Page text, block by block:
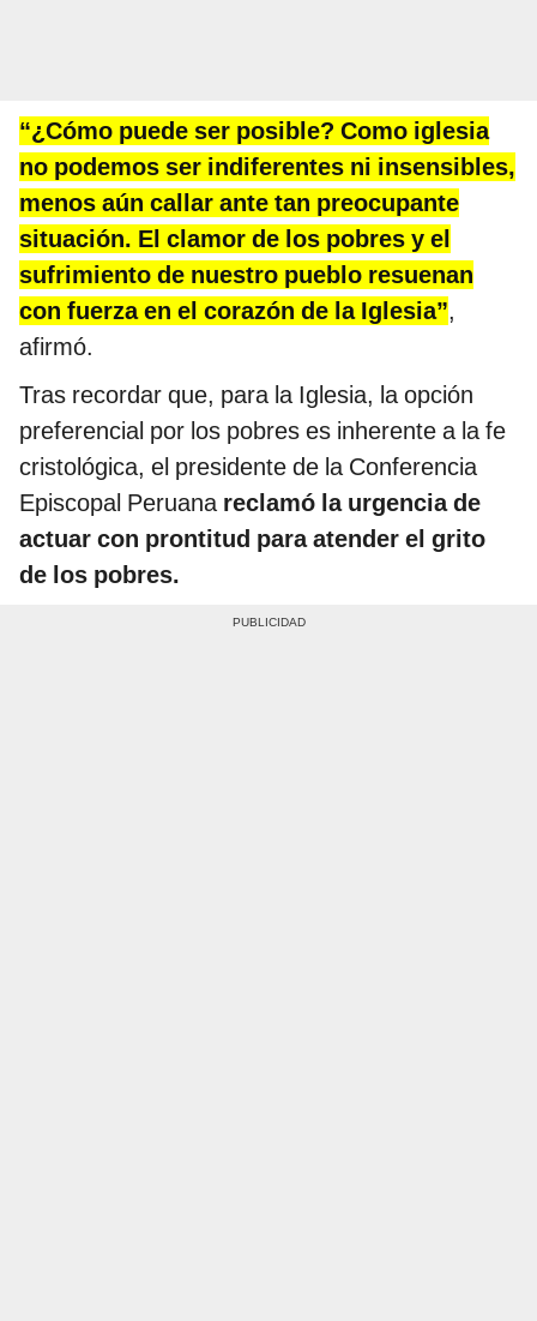
“¿Cómo puede ser posible? Como iglesia
no podemos ser indiferentes ni insensibles,
menos aún callar ante tan preocupante
situación. El clamor de los pobres y el
sufrimiento de nuestro pueblo resuenan
con fuerza en el corazón de la Iglesia”,
afirmó.
Tras recordar que, para la Iglesia, la opción
preferencial por los pobres es inherente a la fe
cristológica, el presidente de la Conferencia
Episcopal Peruana reclamó la urgencia de
actuar con prontitud para atender el grito
de los pobres.